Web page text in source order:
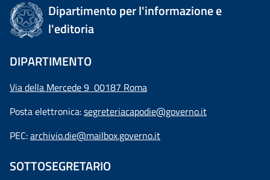
Dipartimento per l'informazione e
l'editoria
DIPARTIMENTO
Via della Mercede 9 00187 Roma
Posta elettronica:segreteriacapodie@governo.it
PEC:archivio.die@mailbox.governo.it
SOTTOSEGRETARIO